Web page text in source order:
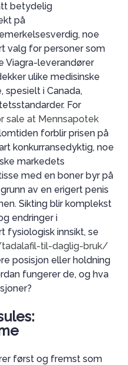
betydelig
på
noe
valg for personer som
Viagra-leverandører
ulike medisinske
spesielt i Canada,
For
sale at Mennsapotek
forblir prisen på
konkurransedyktig, noe
markedets
med en boner byr på
av en erigert penis
Sikting blir komplekst
endringer i
fysiologisk innsikt, se
til-daglig-bruk/
posisjon eller holdning
fungerer de, og hva
først og fremst som